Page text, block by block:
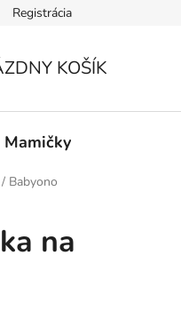
Registrácia
KOŠÍK
Mamičky
/ Babyono
na